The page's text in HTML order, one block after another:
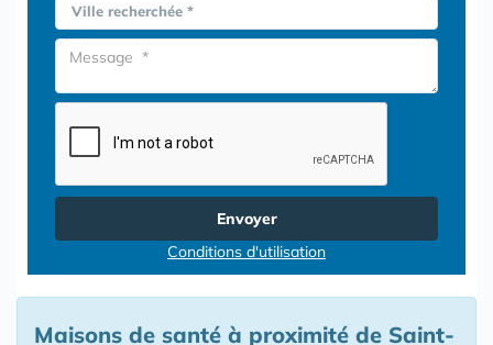
Ville recherchée *
Envoyer
Conditions d'utilisation
Maisons de santé à proximité de Saint-